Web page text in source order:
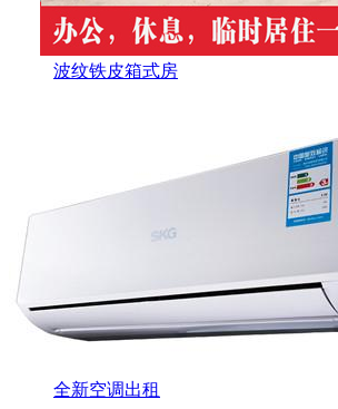
波纹铁皮箱式房
全新空调出租